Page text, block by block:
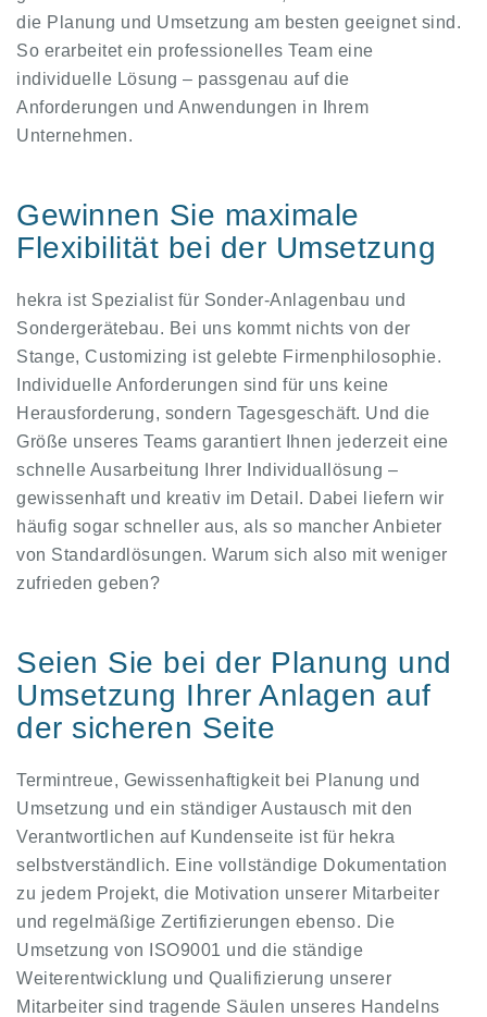
die Planung und Umsetzung am besten geeignet sind.
So erarbeitet ein professionelles Team eine
individuelle Lösung – passgenau auf die
Anforderungen und Anwendungen in Ihrem
Unternehmen.
Gewinnen Sie maximale
Flexibilität bei der Umsetzung
hekra ist Spezialist für Sonder-Anlagenbau und
Sondergerätebau. Bei uns kommt nichts von der
Stange, Customizing ist gelebte Firmenphilosophie.
Individuelle Anforderungen sind für uns keine
Herausforderung, sondern Tagesgeschäft. Und die
Größe unseres Teams garantiert Ihnen jederzeit eine
schnelle Ausarbeitung Ihrer Individuallösung –
gewissenhaft und kreativ im Detail. Dabei liefern wir
häufig sogar schneller aus, als so mancher Anbieter
von Standardlösungen. Warum sich also mit weniger
zufrieden geben?
Seien Sie bei der Planung und
Umsetzung Ihrer Anlagen auf
der sicheren Seite
Termintreue, Gewissenhaftigkeit bei Planung und
Umsetzung und ein ständiger Austausch mit den
Verantwortlichen auf Kundenseite ist für hekra
selbstverständlich. Eine vollständige Dokumentation
zu jedem Projekt, die Motivation unserer Mitarbeiter
und regelmäßige Zertifizierungen ebenso. Die
Umsetzung von ISO9001 und die ständige
Weiterentwicklung und Qualifizierung unserer
Mitarbeiter sind tragende Säulen unseres Handelns